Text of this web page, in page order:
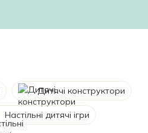
Дитячі конструктори
Настільні дитячі ігри